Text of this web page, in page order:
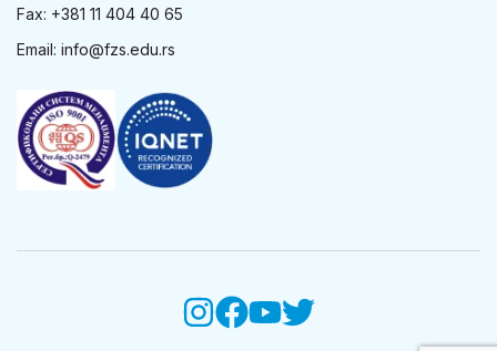
Fax: +381 11 404 40 65
Email: info@fzs.edu.rs